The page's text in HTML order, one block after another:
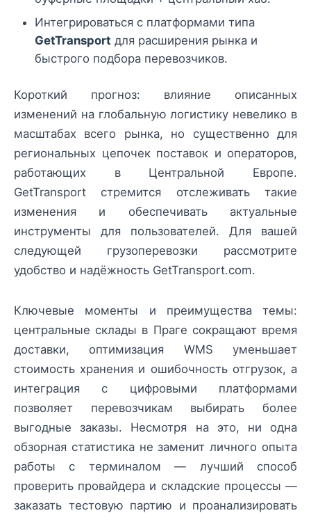
Интегрироваться с платформами типа
GetTransport для расширения рынка и
быстрого подбора перевозчиков.
Короткий прогноз: влияние описанных
изменений на глобальную логистику невелико в
масштабах всего рынка, но существенно для
региональных цепочек поставок и операторов,
работающих в Центральной Европе.
GetTransport стремится отслеживать такие
изменения и обеспечивать актуальные
инструменты для пользователей. Для вашей
следующей грузоперевозки рассмотрите
удобство и надёжность GetTransport.com.
Ключевые моменты и преимущества темы:
центральные склады в Праге сокращают время
доставки, оптимизация WMS уменьшает
стоимость хранения и ошибочность отгрузок, а
интеграция с цифровыми платформами
позволяет перевозчикам выбирать более
выгодные заказы. Несмотря на это, ни одна
обзорная статистика не заменит личного опыта
работы с терминалом — лучший способ
проверить провайдера и складские процессы —
заказать тестовую партию и проанализировать